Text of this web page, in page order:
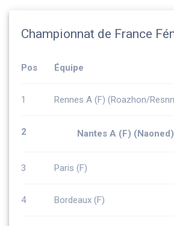
Championnat de France
Pos Équipe
1 Rennes A (F) (Roazhon/
2 Nantes A (F) (Naoned)
3 Paris (F)
4 Bordeaux (F)